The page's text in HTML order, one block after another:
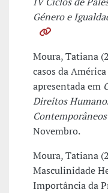
Género e
Moura, Tatiana
casos da
apresentada em
Direitos
Novembro.
Moura, Tatiana
Masculinidade
Importância da